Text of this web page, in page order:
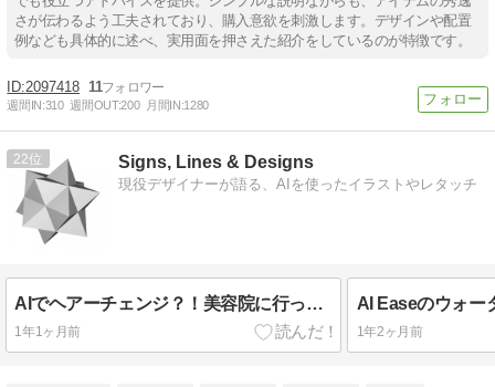
さが伝わるよう工夫されており、購入意欲を刺激します。デザインや配置
例なども具体的に述べ、実用面を押さえた紹介をしているのが特徴です。
2097418 11
週間IN:310 週間OUT:200 月間IN:1280
22 Signs, Lines & Designs
現役デザイナーが語る、AIを使ったイラストやレタッチ
AIでヘアーチェンジ？！美容院に行った気分に～髪型シミュレーションの機能を使ってみた結果・・・
1年1ヶ月前 1年2ヶ月前